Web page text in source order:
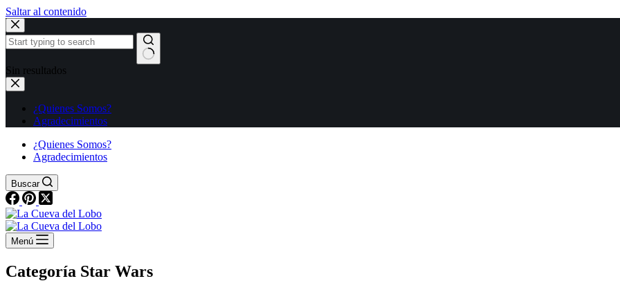
Saltar al contenido
Sin resultados
¿Quienes Somos?
Agradecimientos
¿Quienes Somos?
Agradecimientos
Buscar
Menú
Categoría Star Wars